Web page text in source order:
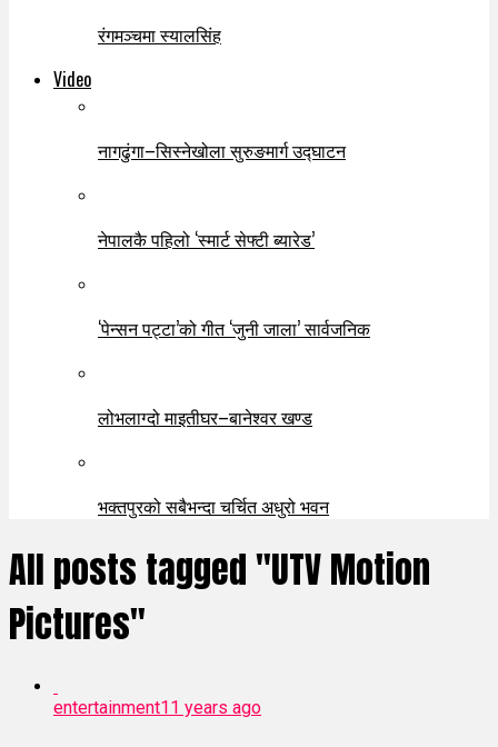
रंगमञ्चमा स्यालसिंह
Video
नागढुंगा–सिस्नेखोला सुरुङमार्ग उद्घाटन
नेपालकै पहिलो ‘स्मार्ट सेफ्टी ब्यारेड’
‘पेन्सन पट्टा’को गीत ‘जुनी जाला’ सार्वजनिक
लोभलाग्दो माइतीघर–बानेश्वर खण्ड
भक्तपुरको सबैभन्दा चर्चित अधुरो भवन
All posts tagged "UTV Motion
Pictures"
entertainment11 years ago